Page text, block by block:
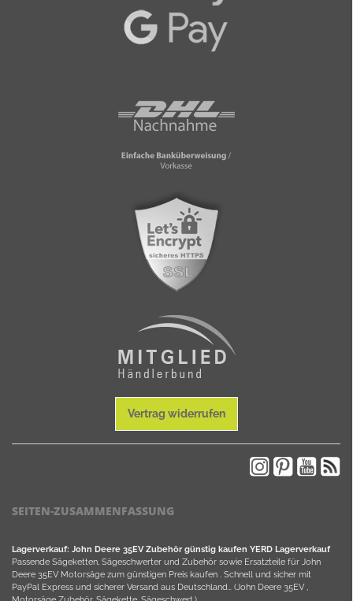
Vertrag widerrufen
SEITEN-ZUSAMMENFASSUNG
Lagerverkauf: John Deere 35EV Zubehör günstig kaufen YERD Lagerverkauf
Passende Sägeketten, Sägeschwerter und Zubehör sowie Ersatzteile für John
Deere 35EV Motorsäge zum günstigen Preis kaufen . Schnell und sicher mit
PayPal Express und sicherer Versand aus Deutschland… (John Deere 35EV ,